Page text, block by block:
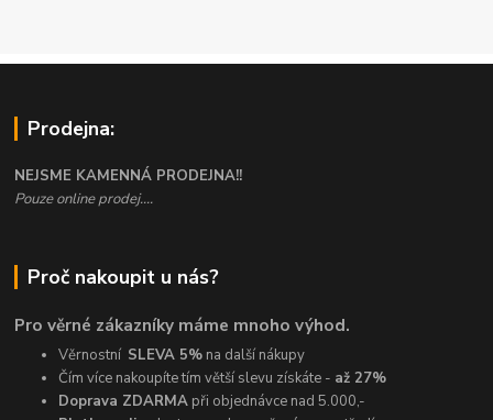
Prodejna:
NEJSME KAMENNÁ PRODEJNA!!
Pouze online prodej....
Proč nakoupit u nás?
Pro věrné zákazníky máme mnoho výhod.
Věrnostní SLEVA 5% na další nákupy
Čím více nakoupíte tím větší slevu získáte - až 27%
Doprava ZDARMA při objednávce nad 5.000,-